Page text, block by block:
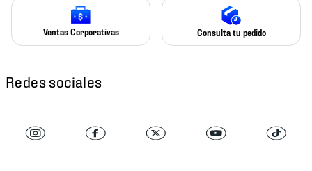
Ventas Corporativas Consulta tu pedido
Redes sociales